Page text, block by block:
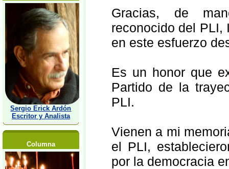
Sergio Erick Ardón
Escritor y Analista
Columna
Gracias, de
reconocido del PLI,
en este esfuerzo
Es un honor que
Partido de la
PLI.
Vienen a mi
el PLI,
por la democracia